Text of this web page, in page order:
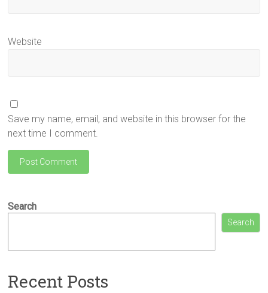
Website
Save my name, email, and website in this browser for the
next time I comment.
Search
Search
Recent Posts